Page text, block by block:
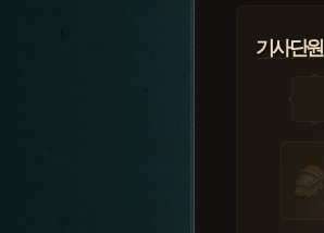
기사단원